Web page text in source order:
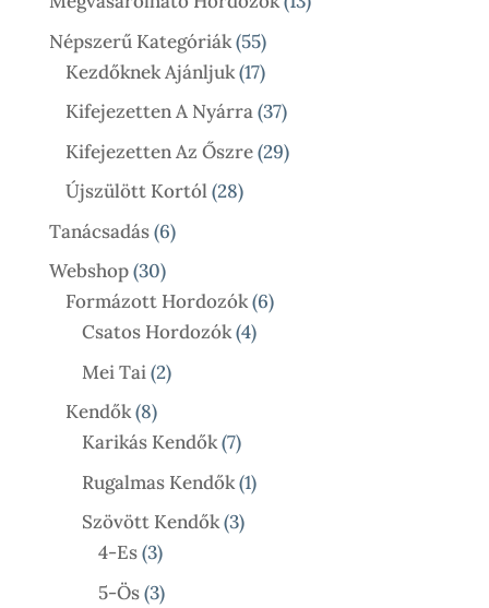
Népszerű Kategóriák 5555
Termék
Kezdőknek Ajánljuk 1717
Termék
Kifejezetten A Nyárra 3737
Termék
Kifejezetten Az Őszre 2929
Újszülött Kortól 2828
Tanácsadás 66
Webshop 3030
Termék
Formázott Hordozók 66
Csatos Hordozók 44
Mei Tai 22
Kendők 88
Termék
Karikás Kendők 77
Termék
Rugalmas Kendők 11
Szövött Kendők 33
4-Es 33
Termék
5-Ös 33